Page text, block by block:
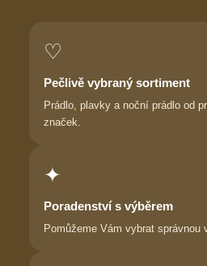
♡
Pečlivě vybraný sortiment
Prádlo, plavky a noční prádlo od
značek.
✦
Poradenství s výběrem
Pomůžeme Vám vybrat